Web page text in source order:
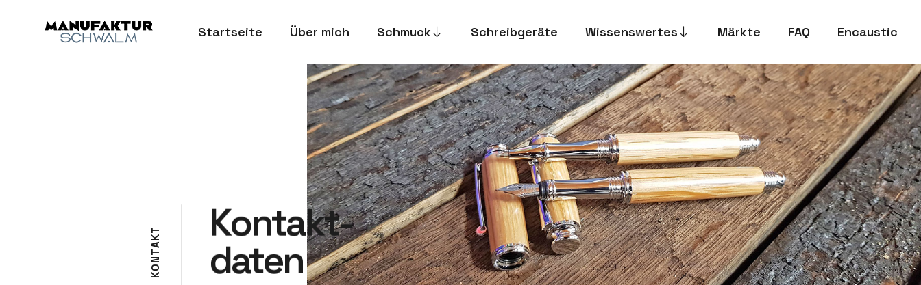
Startseite Über mich Schmuck Schreibgeräte Wissenswertes Märkte FAQ Encaustic
K
O
N
T
A
K
T Kontakt-
daten